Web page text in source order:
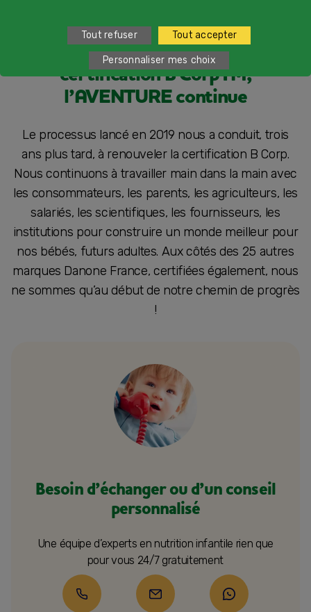
2022 Le renouvellement de la
certification B CorpTM,
l’AVENTURE continue
Le processus lancé en 2019 nous a conduit, trois
ans plus tard, à renouveler la certification B Corp.
Nous continuons à travailler main dans la main avec
les consommateurs, les parents, les agriculteurs, les
salariés, les scientifiques, les fournisseurs, les
institutions pour construire un monde meilleur pour
nos bébés, futurs adultes. Aux côtés des 25 autres
marques Danone France, certifiées également, nous
ne sommes qu’au début de notre chemin de progrès
!
Besoin d’échanger ou d’un conseil
personnalisé
Une équipe d’experts en nutrition infantile rien que
pour vous 24/7 gratuitement
Tout refuser Tout accepter
Personnaliser mes choix